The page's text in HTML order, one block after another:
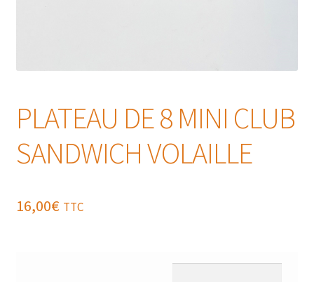
PLATEAU DE 8 MINI CLUB
SANDWICH VOLAILLE
16,00€ TTC